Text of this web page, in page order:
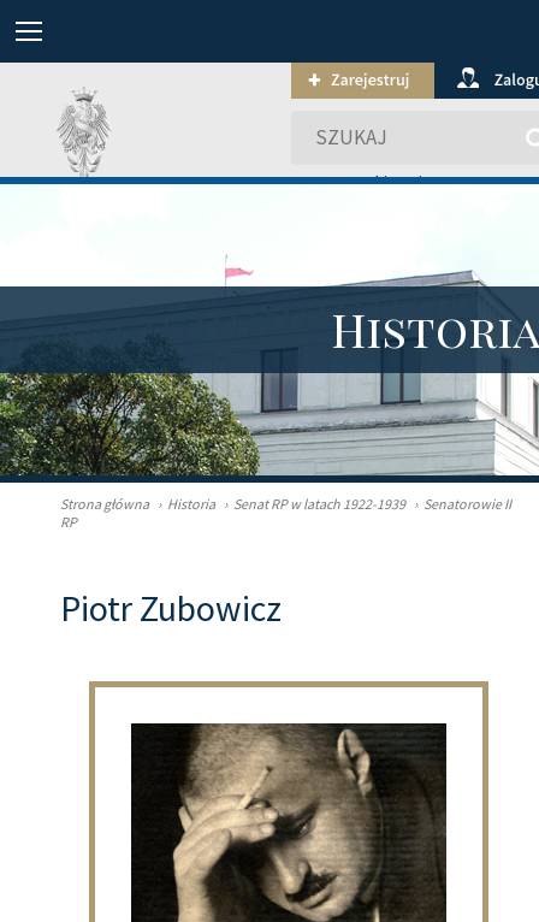
wyszukiwanie
Strona główna › Historia › Senat RP w latach 1922-1939 › Senatorowie II
RP
Piotr Zubowicz